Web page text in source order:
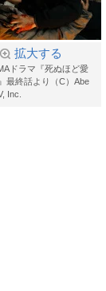
拡大する
ドラマ『死ぬほど愛
最終話より（C）Abe
Inc.